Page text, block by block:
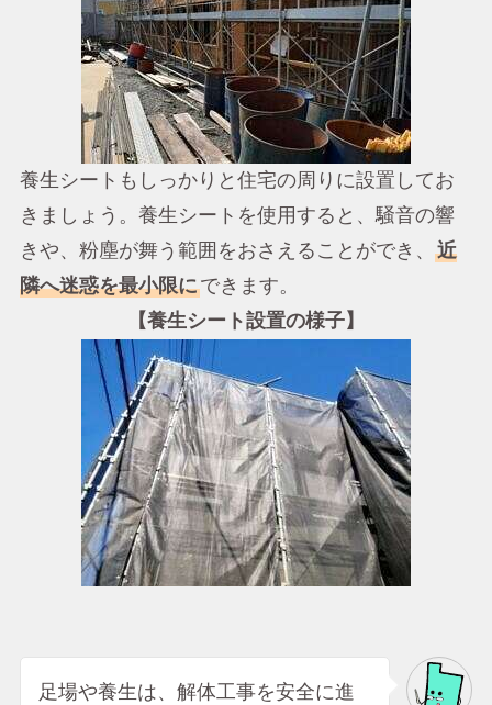
養生シートもしっかりと住宅の周りに設置してお
きましょう。養生シートを使用すると、騒音の響
きや、粉塵が舞う範囲をおさえることができ、
近
隣へ迷惑を最小限にできます。
【養生シート設置の様子】
足場や養生は、解体工事を安全に進